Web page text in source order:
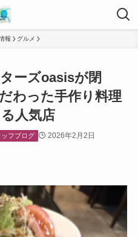
報 グルメ
ーズoasisが閉
わった手作り料理
人気店
ッフブログ 2026年2月2日